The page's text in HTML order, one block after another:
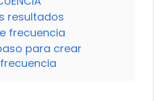
resultados
frecuencia
para crear